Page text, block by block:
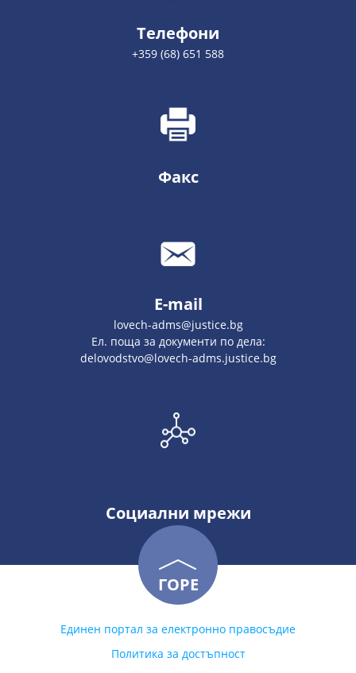
Телефони
+359 (68) 651 588
Факс
E-mail
lovech-adms@justice.bg
Ел. поща за документи по дела:
delovodstvo@lovech-adms.justice.bg
Социални мрежи
ГОРЕ
Единен портал за електронно правосъдие
Политика за достъпност